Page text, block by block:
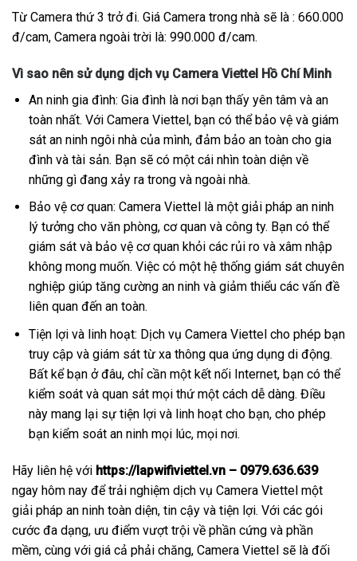
Từ Camera thứ 3 trở đi. Giá Camera trong nhà sẽ là : 660.000
đ/cam, Camera ngoài trời là: 990.000 đ/cam.
Vì sao nên sử dụng dịch vụ Camera Viettel Hồ Chí Minh
An ninh gia đình: Gia đình là nơi bạn thấy yên tâm và an
toàn nhất. Với Camera Viettel, bạn có thể bảo vệ và giám
sát an ninh ngôi nhà của mình, đảm bảo an toàn cho gia
đình và tài sản. Bạn sẽ có một cái nhìn toàn diện về
những gì đang xảy ra trong và ngoài nhà.
Bảo vệ cơ quan: Camera Viettel là một giải pháp an ninh
lý tưởng cho văn phòng, cơ quan và công ty. Bạn có thể
giám sát và bảo vệ cơ quan khỏi các rủi ro và xâm nhập
không mong muốn. Việc có một hệ thống giám sát chuyên
nghiệp giúp tăng cường an ninh và giảm thiểu các vấn đề
liên quan đến an toàn.
Tiện lợi và linh hoạt: Dịch vụ Camera Viettel cho phép bạn
truy cập và giám sát từ xa thông qua ứng dụng di động.
Bất kể bạn ở đâu, chỉ cần một kết nối Internet, bạn có thể
kiểm soát và quan sát mọi thứ một cách dễ dàng. Điều
này mang lại sự tiện lợi và linh hoạt cho bạn, cho phép
bạn kiểm soát an ninh mọi lúc, mọi nơi.
Hãy liên hệ với https://lapwifiviettel.vn – 0979.636.639
ngay hôm nay để trải nghiệm dịch vụ Camera Viettel một
giải pháp an ninh toàn diện, tin cậy và tiện lợi. Với các gói
cước đa dạng, ưu điểm vượt trội về phần cứng và phần
mềm, cùng với giá cả phải chăng, Camera Viettel sẽ là đối